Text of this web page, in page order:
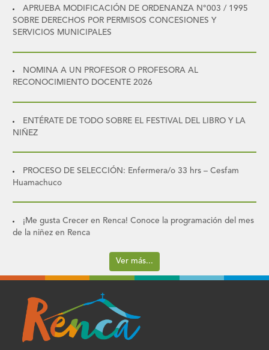
APRUEBA MODIFICACIÓN DE ORDENANZA N°003 / 1995
SOBRE DERECHOS POR PERMISOS CONCESIONES Y
SERVICIOS MUNICIPALES
NOMINA A UN PROFESOR O PROFESORA AL
RECONOCIMIENTO DOCENTE 2026
ENTÉRATE DE TODO SOBRE EL FESTIVAL DEL LIBRO Y LA
NIÑEZ
PROCESO DE SELECCIÓN: Enfermera/o 33 hrs – Cesfam
Huamachuco
¡Me gusta Crecer en Renca! Conoce la programación del mes
de la niñez en Renca
Ver más...